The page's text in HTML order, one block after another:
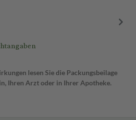
lesen Sie die Packungsbeilage
Ihren Arzt oder in Ihrer Apotheke.